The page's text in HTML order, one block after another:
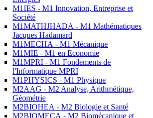
M1IES - M1 Innovation, Entreprise et
Société
M1MATHJHADA - M1 Mathématiques
Jacques Hadamard
M1MECHA - M1 Mécanique
M1MIE - M1 en Economie
M1MPRI - M1 Fondements de
l'Informatique MPRI
M1PHYSICS - M1 Physique
M2AAG - M2 Analyse, Arithmétique,
Géométrie
M2BIOHEA - M2 Biologie et Santé
M2BIOMECA - M2 Biomécanique et